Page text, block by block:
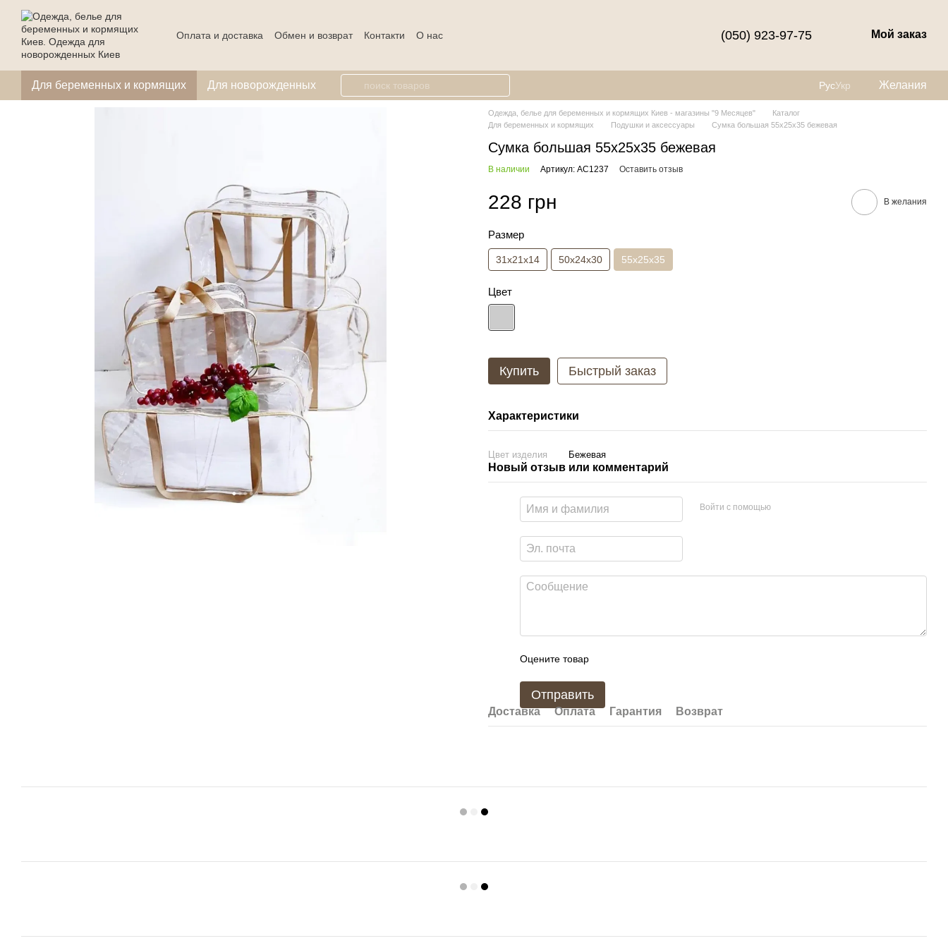
Перейти к основному контенту
Оплата и доставка Обмен и возврат Контакти О нас (050) 923-97-75 Мой заказ
Для беременных и кормящих Для новорожденных РусУкр Желания
Одежда, белье для беременных и кормящих Киев - магазины "9 Месяцев"
Каталог
Для беременных и кормящих
Подушки и аксессуары Сумка большая 55х25х35 бежевая
Сумка большая 55х25х35 бежевая
В наличии Артикул: AC1237 Оставить отзыв
228 грн В желания
Размер
31х21х14 50х24х30 55х25х35
Цвет
Купить Быстрый заказ
Характеристики
Цвет изделия Бежевая
Новый отзыв или комментарий
Войти с помощью
Оцените товар
Отправить
Доставка Оплата Гарантия Возврат